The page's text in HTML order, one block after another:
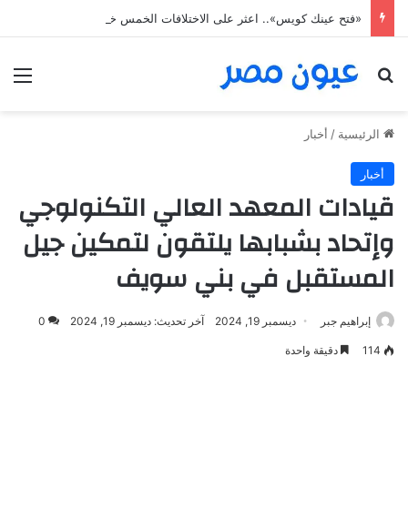
بحث عن
الرئيسية / أخبار
أخبار
قيادات المعهد العالي التكنولوجي
وإتحاد بشبابها يلتقون لتمكين جيل
المستقبل في بني سويف
إبراهيم جبر ديسمبر 19, 2024 آخر تحديث: ديسمبر 19, 2024 0
114 دقيقة واحدة